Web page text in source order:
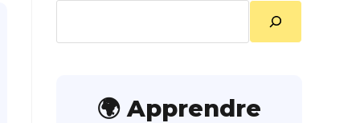
🌍 Apprendre